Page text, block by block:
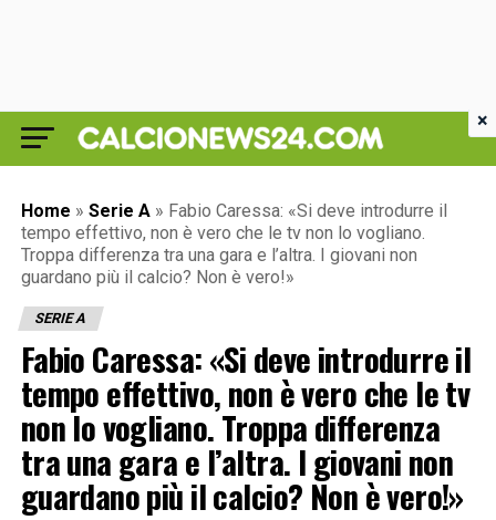
Home » Serie A » Fabio Caressa: «Si deve introdurre il
tempo effettivo, non è vero che le tv non lo vogliano.
Troppa differenza tra una gara e l’altra. I giovani non
guardano più il calcio? Non è vero!»
SERIE A
Fabio Caressa: «Si deve introdurre il
tempo effettivo, non è vero che le tv
non lo vogliano. Troppa differenza
tra una gara e l’altra. I giovani non
guardano più il calcio? Non è vero!»
×